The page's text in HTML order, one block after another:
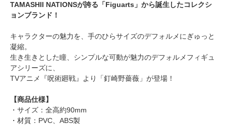
TAMASHII NATIONSが誇る「Figuarts」から誕生したコレクシ
ョンブランド！
キャラクターの魅力を、手のひらサイズのデフォルメにぎゅっと
凝縮。
生き生きとした瞳、シンプルな可動が魅力のデフォルメフィギュ
アシリーズに、
TVアニメ『呪術廻戦』より「釘崎野薔薇」が登場！
【商品仕様】
・サイズ：全高約90mm
・材質：PVC、ABS製